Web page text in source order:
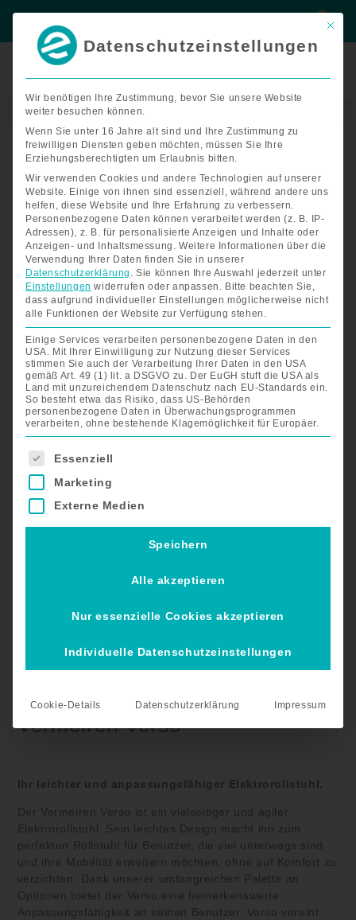
springen
Vermeiren Verso
Ihr leichter und anpassungsfähiger Elektrorollstuhl.
Der Vermeiren Verso ist ein vielseitiger und agiler
Elektrorollstuhl. Sein leichtes Design macht ihn zum
perfekten Rollstuhl für Benutzer, die viel unterwegs sind
und ihre Mobilität erweitern möchten, ohne auf Komfort zu
verzichten. Dank unserer umfangreichen Palette an
Optionen bietet der Verso eine bemerkenswerte
Anpassungsfähigkeit an seinen Benutzer. Verso vereint
Vermeiren
Verso
Menge
Mit
Datenschutzeinstellungen
Wir benötigen Ihre Zustimmung, bevor Sie unsere Website
weiter besuchen können.
Wenn Sie unter 16 Jahre alt sind und Ihre Zustimmung zu
freiwilligen Diensten geben möchten, müssen Sie Ihre
Erziehungsberechtigten um Erlaubnis bitten.
Wir verwenden Cookies und andere Technologien auf unserer
Website. Einige von ihnen sind essenziell, während andere uns
helfen, diese Website und Ihre Erfahrung zu verbessern.
Personenbezogene Daten können verarbeitet werden (z. B. IP-
Adressen), z. B. für personalisierte Anzeigen und Inhalte oder
Anzeigen- und Inhaltsmessung. Weitere Informationen über die
Verwendung Ihrer Daten finden Sie in unserer
Datenschutzerklärung . Sie können Ihre Auswahl jederzeit unter
Einstellungen widerrufen oder anpassen. Bitte beachten Sie,
dass aufgrund individueller Einstellungen möglicherweise nicht
alle Funktionen der Website zur Verfügung stehen.
Einige Services verarbeiten personenbezogene Daten in den
USA. Mit Ihrer Einwilligung zur Nutzung dieser Services
stimmen Sie auch der Verarbeitung Ihrer Daten in den USA
gemäß Art. 49 (1) lit. a DSGVO zu. Der EuGH stuft die USA als
Land mit unzureichendem Datenschutz nach EU-Standards ein.
So besteht etwa das Risiko, dass US-Behörden
personenbezogene Daten in Überwachungsprogrammen
verarbeiten, ohne bestehende Klagemöglichkeit für Europäer.
Es folgt eine Liste der Service-Gruppen, für die eine
Essenziell
Marketing
Externe Medien
Speichern
Alle akzeptieren
Nur essenzielle Cookies akzeptieren
Individuelle Datenschutzeinstellungen
Cookie-Details Datenschutzerklärung Impressum